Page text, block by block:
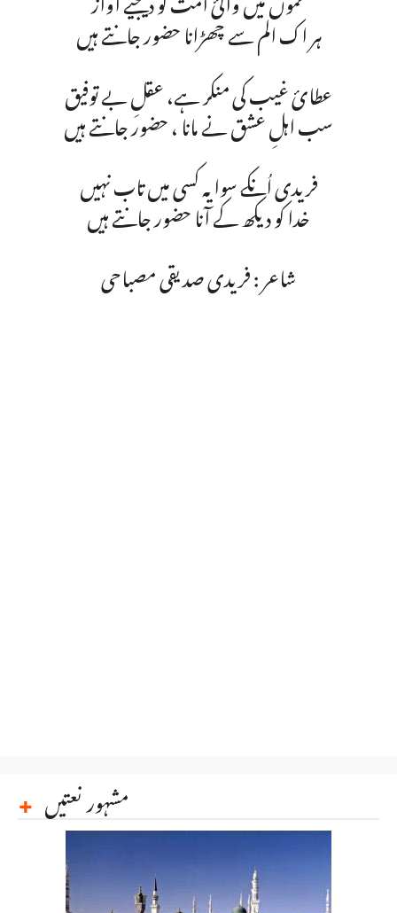
ہر اک الم سے چھڑانا حضور جانتے ہیں
عطائ غیب کی منکر ہـے، عقلِ بـے توفیق
سب اہلِ عشق نے مانا ، حضور جانتے ہیں
فریدی اُنکے سوا یہ کسی میں تاب نہیں
خدا کو دیکھ کے آنا حضور جانتے ہیں
شاعر : فریدی صدیقی مصباحی
مشہور نعتیں